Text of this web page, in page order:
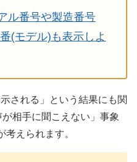
ル番号や製造番号
(モデル)も表示しよ
される」という結果にも関
相手に聞こえない」事象
えられます。